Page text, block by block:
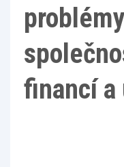
financí